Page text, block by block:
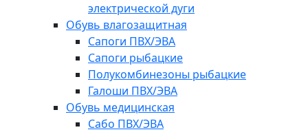
электрической дуги
Обувь влагозащитная
Сапоги ПВХ/ЭВА
Сапоги рыбацкие
Полукомбинезоны рыбацкие
Галоши ПВХ/ЭВА
Обувь медицинская
Сабо ПВХ/ЭВА